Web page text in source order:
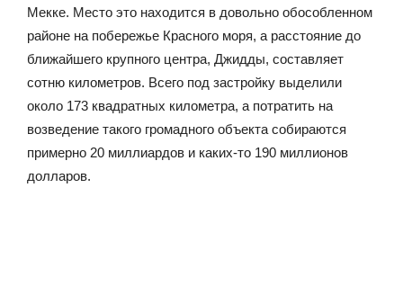
Мекке. Место это находится в довольно обособленном
районе на побережье Красного моря, а расстояние до
ближайшего крупного центра, Джидды, составляет
сотню километров. Всего под застройку выделили
около 173 квадратных километра, а потратить на
возведение такого громадного объекта собираются
примерно 20 миллиардов и каких-то 190 миллионов
долларов.